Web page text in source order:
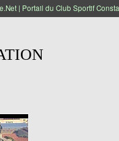
| Portail du Club Sportif